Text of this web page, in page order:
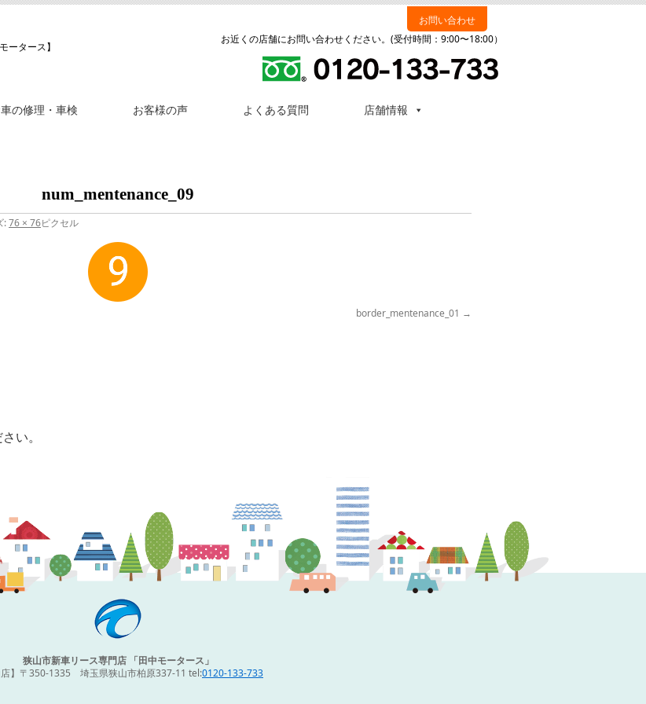
お問い合わせ
ータース】
お近くの店舗にお問い合わせください。(受付時間：9:00〜18:00）
の修理・車検 お客様の声 よくある質問 店舗情報
num_mentenance_09
:76 × 76ピクセル
border_mentenance_01
い。
狭山市新車リース専門店 「田中モータース」
店】〒350-1335 埼玉県狭山市柏原337-11 tel:0120-133-733